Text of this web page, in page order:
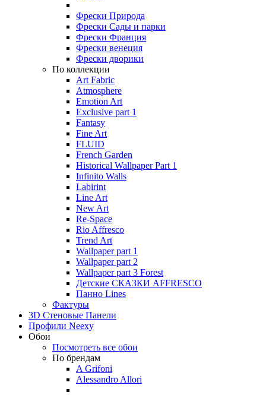
Фрески Природа
Фрески Сады и парки
Фрески Франция
Фрески венеция
Фрески дворики
По коллекции
Art Fabric
Atmosphere
Emotion Art
Exclusive part 1
Fantasy
Fine Art
FLUID
French Garden
Historical Wallpaper Part 1
Infinito Walls
Labirint
Line Art
New Art
Re-Space
Rio Affresco
Trend Art
Wallpaper part 1
Wallpaper part 2
Wallpaper part 3 Forest
Детские СКАЗКИ AFFRESCO
Панно Lines
Фактуры
3D Стеновые Панели
Профили Neexy
Обои
Посмотреть все обои
По брендам
A Grifoni
Alessandro Allori